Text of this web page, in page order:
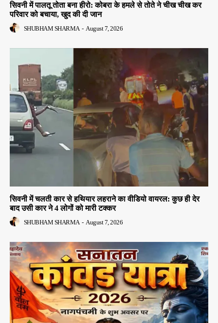
सिवनी में पालतू तोता बना हीरो: कोबरा के हमले से तोते ने चीख चीख कर
परिवार को बचाया, खुद की दी जान
SHUBHAM SHARMA - August 7, 2026
सिवनी में चलती कार से हथियार लहराने का वीडियो वायरल: कुछ ही देर
बाद उसी कार ने 4 लोगों को मारी टक्कर
SHUBHAM SHARMA - August 7, 2026